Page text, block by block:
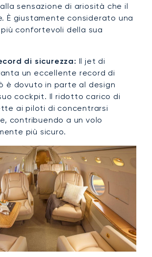
sensazione di ariosità che il
È giustamente considerato una
confortevoli della sua
di sicurezza: Il jet di
un eccellente record di
è dovuto in parte al design
cockpit. Il ridotto carico di
ai piloti di concentrarsi
contribuendo a un volo
più sicuro.